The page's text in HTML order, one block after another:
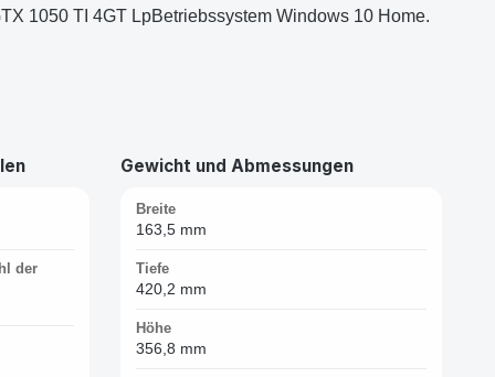
1050 TI 4GT LpBetriebssystem Windows 10 Home.
der
Gewicht und Abmessungen
Breite
163,5 mm
Tiefe
420,2 mm
Höhe
356,8 mm